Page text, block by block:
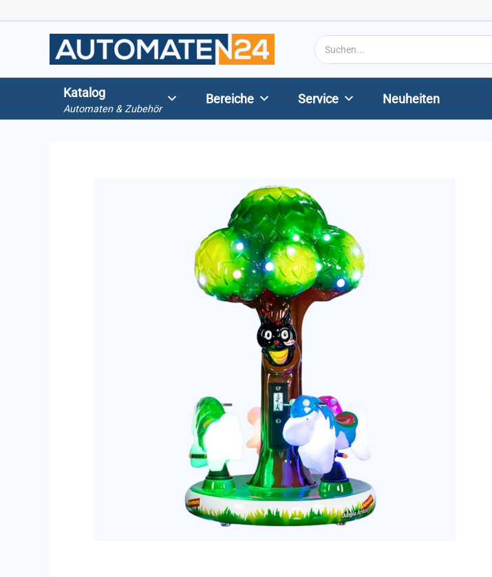
Search
for:
Katalog
Automaten & Zubehör
Bereiche Service Neuheiten